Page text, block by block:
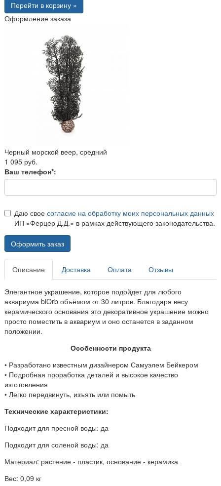
Перейти в корзину »
Оформление заказа
Черный морской веер, средний
1 095 руб.
Ваш телефон*:
Даю свое согласие на обработку моих персональных данных
ИП «Ферцер Д.Д.» в рамках действующего законодательства.
Оформить заказ
Описание Доставка Оплата Отзывы
Элегантное украшение, которое подойдет для любого
аквариума biOrb объёмом от 30 литров. Благодаря весу
керамического основания это декоративное украшение можно
просто поместить в аквариум и оно останется в заданном
положении.
Особенности продукта
• Разработано известным дизайнером Самуэлем Бейкером
• Подробная проработка деталей и высокое качество
изготовления
• Легко передвинуть, изъять или помыть
Технические характеристики:
Подходит для пресной воды: да
Подходит для соленой воды: да
Материал: растение - пластик, основание - керамика
Вес: 0,09 кг